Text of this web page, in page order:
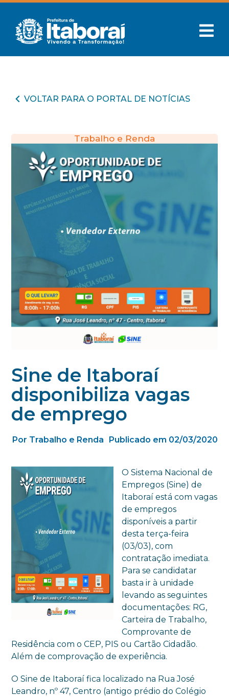
VOLTAR PARA O PORTAL DE NOTÍCIAS
Trabalho e Renda
Sine de Itaboraí
disponibiliza vagas
de emprego
Por Trabalho e Renda Publicado em 02/03/2020
O Sistema Nacional de
Empregos (Sine) de
Itaboraí está com vagas
de empregos
disponíveis a partir
desta terça-feira
(03/03), com
contratação imediata.
Para se candidatar
basta ir à unidade
levando as seguintes
documentações: RG,
Carteira de Trabalho,
Comprovante de
Residência com o CEP, PIS ou Cartão Cidadão.
Além de comprovação de experiência.
O Sine de Itaboraí fica localizado na Rua José
Leandro, nº 47, Centro (antigo prédio do Colégio